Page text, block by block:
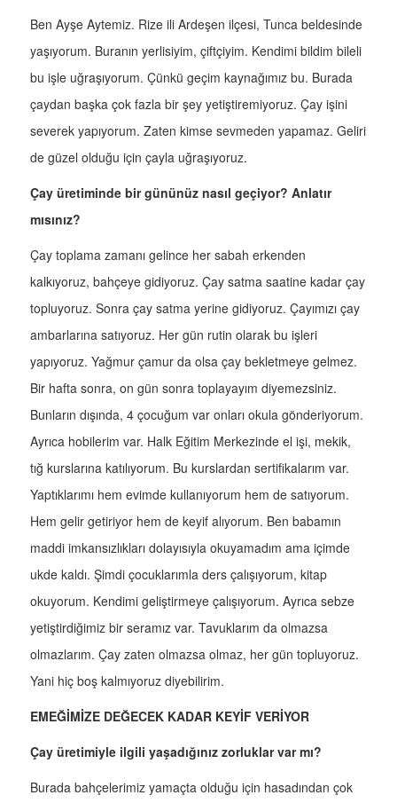
Ben Ayşe Aytemiz. Rize ili Ardeşen ilçesi, Tunca beldesinde
yaşıyorum. Buranın yerlisiyim, çiftçiyim. Kendimi bildim bileli
bu işle uğraşıyorum. Çünkü geçim kaynağımız bu. Burada
çaydan başka çok fazla bir şey yetiştiremiyoruz. Çay işini
severek yapıyorum. Zaten kimse sevmeden yapamaz. Geliri
de güzel olduğu için çayla uğraşıyoruz.
Çay üretiminde bir gününüz nasıl geçiyor? Anlatır
mısınız?
Çay toplama zamanı gelince her sabah erkenden
kalkıyoruz, bahçeye gidiyoruz. Çay satma saatine kadar çay
topluyoruz. Sonra çay satma yerine gidiyoruz. Çayımızı çay
ambarlarına satıyoruz. Her gün rutin olarak bu işleri
yapıyoruz. Yağmur çamur da olsa çay bekletmeye gelmez.
Bir hafta sonra, on gün sonra toplayayım diyemezsiniz.
Bunların dışında, 4 çocuğum var onları okula gönderiyorum.
Ayrıca hobilerim var. Halk Eğitim Merkezinde el işi, mekik,
tığ kurslarına katılıyorum. Bu kurslardan sertifikalarım var.
Yaptıklarımı hem evimde kullanıyorum hem de satıyorum.
Hem gelir getiriyor hem de keyif alıyorum. Ben babamın
maddi imkansızlıkları dolayısıyla okuyamadım ama içimde
ukde kaldı. Şimdi çocuklarımla ders çalışıyorum, kitap
okuyorum. Kendimi geliştirmeye çalışıyorum. Ayrıca sebze
yetiştirdiğimiz bir seramız var. Tavuklarım da olmazsa
olmazlarım. Çay zaten olmazsa olmaz, her gün topluyoruz.
Yani hiç boş kalmıyoruz diyebilirim.
EMEĞİMİZE DEĞECEK KADAR KEYİF VERİYOR
Çay üretimiyle ilgili yaşadığınız zorluklar var mı?
Burada bahçelerimiz yamaçta olduğu için hasadından çok